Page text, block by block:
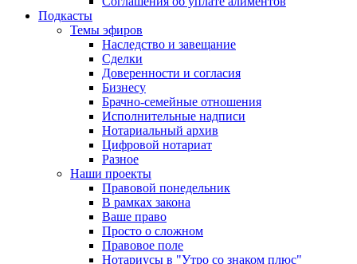
Подкасты
Темы эфиров
Наследство и завещание
Сделки
Доверенности и согласия
Бизнесу
Брачно-семейные отношения
Исполнительные надписи
Нотариальный архив
Цифровой нотариат
Разное
Наши проекты
Правовой понедельник
В рамках закона
Ваше право
Просто о сложном
Правовое поле
Нотариусы в "Утро со знаком плюс"